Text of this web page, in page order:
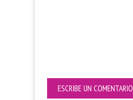
ESCRIBE UN COMENTARIO